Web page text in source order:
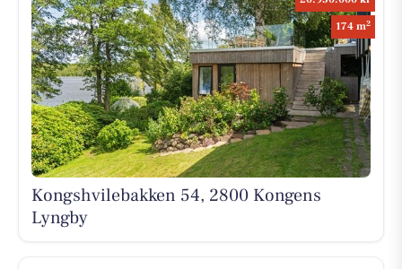
174 m2
Kongshvilebakken 54, 2800 Kongens
Lyngby